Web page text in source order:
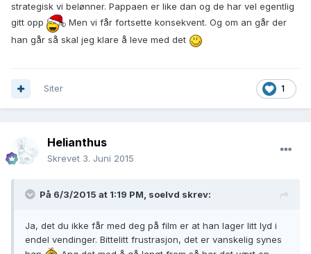
strategisk vi belønner. Pappaen er like dan og de har vel egentlig
gitt opp
Men vi får fortsette konsekvent. Og om an går der
han går så skal jeg klare å leve med det
1
Siter
Helianthus
Skrevet 3. Juni 2015
På 6/3/2015 at 1:19 PM, soelvd skrev:
Ja, det du ikke får med deg på film er at han lager litt lyd i
endel vendinger. Bittelitt frustrasjon, det er vanskelig synes